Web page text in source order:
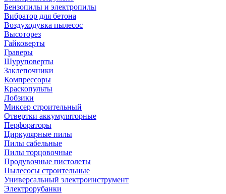
Бензопилы и электропилы
Вибратор для бетона
Воздуходувка пылесос
Высоторез
Гайковерты
Граверы
Шуруповерты
Заклепочники
Компрессоры
Краскопульты
Лобзики
Миксер строительный
Отвертки аккумуляторные
Перфораторы
Циркулярные пилы
Пилы сабельные
Пилы торцовочные
Продувочные пистолеты
Пылесосы строительные
Универсальный электроинструмент
Электрорубанки